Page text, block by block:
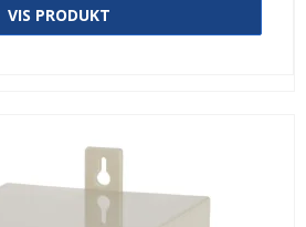
VIS PRODUKT